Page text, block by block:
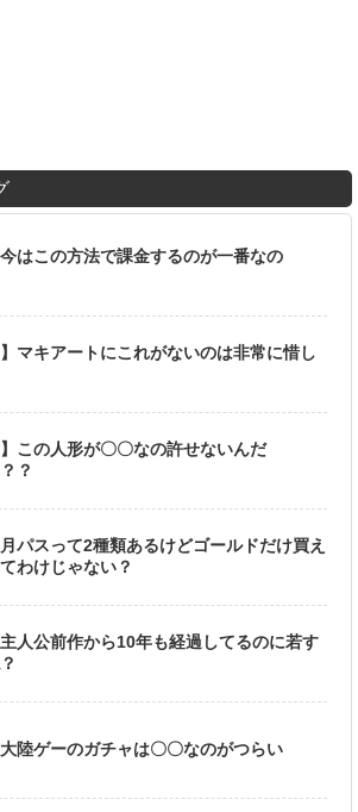
今はこの方法で課金するのが一番なの
】マキアートにこれがないのは非常に惜し
】この人形が〇〇なの許せないんだ
？
月パスって2種類あるけどゴールドだけ買え
わけじゃない？
主人公前作から10年も経過してるのに若す
大陸ゲーのガチャは〇〇なのがつらい